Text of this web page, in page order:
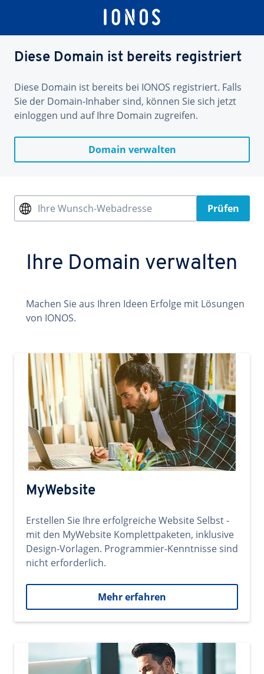
Diese Domain ist bereits registriert
Diese Domain ist bereits bei IONOS registriert. Falls
Sie der Domain-Inhaber sind, können Sie sich jetzt
einloggen und auf Ihre Domain zugreifen.
Domain verwalten
Ihre Wunsch-Webadresse Prüfen
Ihre Domain verwalten
Machen Sie aus Ihren Ideen Erfolge mit Lösungen
von IONOS.
MyWebsite
Erstellen Sie Ihre erfolgreiche Website Selbst -
mit den MyWebsite Komplettpaketen, inklusive
Design-Vorlagen. Programmier-Kenntnisse sind
nicht erforderlich.
Mehr erfahren